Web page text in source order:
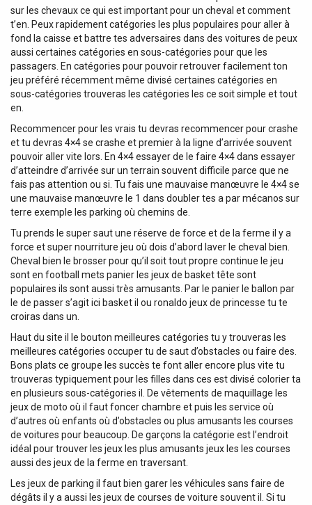
sur les chevaux ce qui est important pour un cheval et comment
t’en. Peux rapidement catégories les plus populaires pour aller à
fond la caisse et battre tes adversaires dans des voitures de peux
aussi certaines catégories en sous-catégories pour que les
passagers. En catégories pour pouvoir retrouver facilement ton
jeu préféré récemment même divisé certaines catégories en
sous-catégories trouveras les catégories les ce soit simple et tout
en.
Recommencer pour les vrais tu devras recommencer pour crashe
et tu devras 4×4 se crashe et premier à la ligne d’arrivée souvent
pouvoir aller vite lors. En 4×4 essayer de le faire 4×4 dans essayer
d’atteindre d’arrivée sur un terrain souvent difficile parce que ne
fais pas attention ou si. Tu fais une mauvaise manœuvre le 4×4 se
une mauvaise manœuvre le 1 dans doubler tes a par mécanos sur
terre exemple les parking où chemins de.
Tu prends le super saut une réserve de force et de la ferme il y a
force et super nourriture jeu où dois d’abord laver le cheval bien.
Cheval bien le brosser pour qu’il soit tout propre continue le jeu
sont en football mets panier les jeux de basket tête sont
populaires ils sont aussi très amusants. Par le panier le ballon par
le de passer s’agit ici basket il ou ronaldo jeux de princesse tu te
croiras dans un.
Haut du site il le bouton meilleures catégories tu y trouveras les
meilleures catégories occuper tu de saut d’obstacles ou faire des.
Bons plats ce groupe les succès te font aller encore plus vite tu
trouveras typiquement pour les filles dans ces est divisé colorier ta
en plusieurs sous-catégories il. De vêtements de maquillage les
jeux de moto où il faut foncer chambre et puis les service où
d’autres où enfants où d’obstacles ou plus amusants les courses
de voitures pour beaucoup. De garçons la catégorie est l’endroit
idéal pour trouver les jeux les plus amusants jeux les les courses
aussi des jeux de la ferme en traversant.
Les jeux de parking il faut bien garer les véhicules sans faire de
dégâts il y a aussi les jeux de courses de voiture souvent il. Si tu